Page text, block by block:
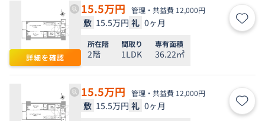
詳細を確認
15.5万円 管理・共益費 12,000円
敷 15.5万円 礼 0ヶ月 お気
所在階
2階
間取り
1LDK
専有面積
36.22㎡
15.5万円 管理・共益費 12,000円
敷 15.5万円 礼 0ヶ月 お気